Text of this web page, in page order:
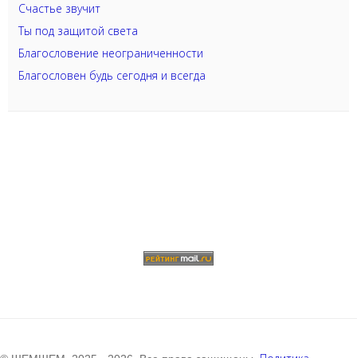
Счастье звучит
Ты под защитой света
Благословение неограниченности
Благословен будь сегодня и всегда